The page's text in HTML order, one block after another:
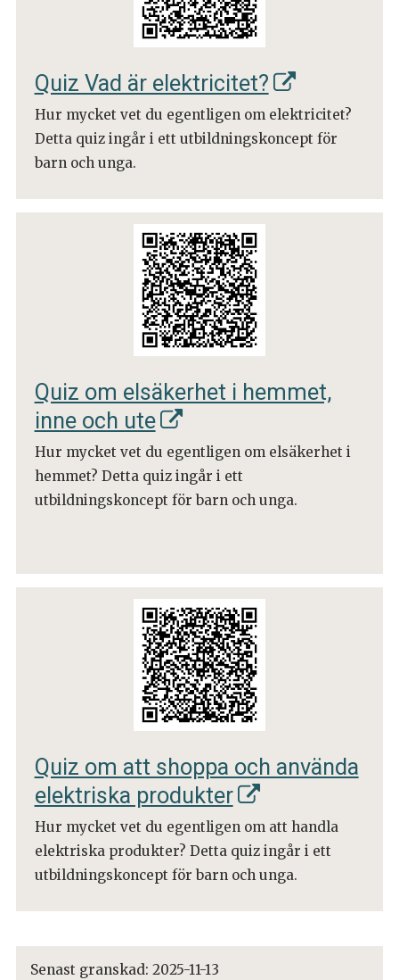
Quiz Vad är elektricitet?
Hur mycket vet du egentligen om elektricitet?
Detta quiz ingår i ett utbildningskoncept för
barn och unga.
Quiz om elsäkerhet i hemmet,
inne och ute
Hur mycket vet du egentligen om elsäkerhet i
hemmet? Detta quiz ingår i ett
utbildningskoncept för barn och unga.
Quiz om att shoppa och använda
elektriska produkter
Hur mycket vet du egentligen om att handla
elektriska produkter? Detta quiz ingår i ett
utbildningskoncept för barn och unga.
Senast granskad: 2025-11-13